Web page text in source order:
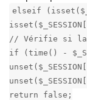
elseif
// Vérifie si la
if (time() -
return false;